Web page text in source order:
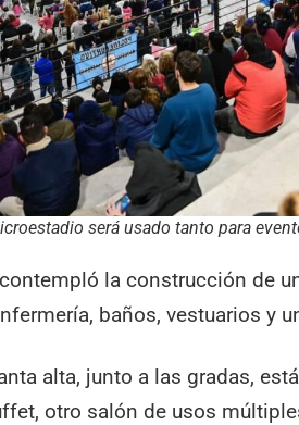
será usado tanto para
la construcción de
baños, vestuarios y
alta, junto a las gradas,
otro salón de usos